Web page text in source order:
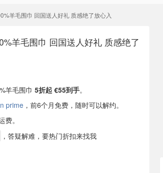
羊毛围巾 回国送人好礼 质感绝了放心入
羊毛围巾 回国送人好礼 质感绝了
羊毛围巾 5折起 €55到手。
prime ，前6个月免费，随时可以解约。
。
，答疑解难，要热门折扣来找我